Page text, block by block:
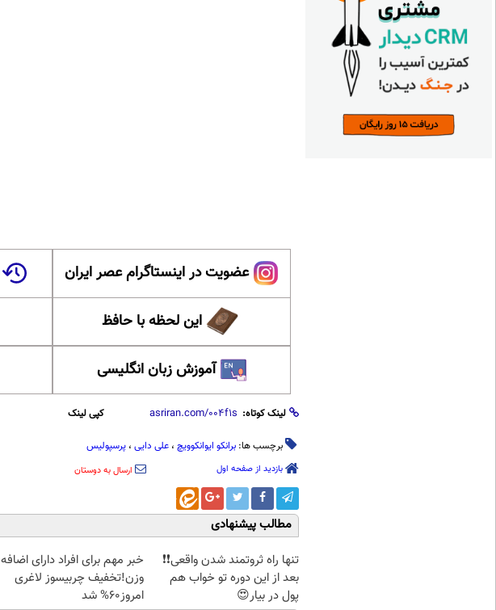
عضویت در اینستاگرام عصر ایران
این لحظه با حافظ
آموزش زبان انگلیسی
لینک کوتاه: کپی لینک
برچسب ها: برانکو ایوانکوویچ ، علی دایی ، پرسپولیس
بازدید از صفحه اول ارسال به دوستان
مطالب پیشنهادی
تنها راه ثروتمند شدن واقعی❗❗
بعد از این دوره تو خواب هم
پول در بیار😍
خبر مهم برای افراد دارای اضافه
وزن!تخفیف چربیسوز لاغری
امروز60% شد